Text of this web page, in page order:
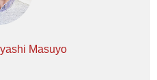
Masuyo